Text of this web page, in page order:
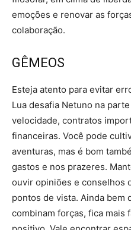
emoções e renovar as
colaboração.
GÊMEOS
Esteja atento para evitar
Lua desafia Netuno na
velocidade, contratos
financeiras. Você pode
aventuras, mas é bom
gastos e nos prazeres.
ouvir opiniões e conselhos
pontos de vista. Ainda bem
combinam forças, fica mais